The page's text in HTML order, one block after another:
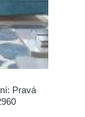
Pravá